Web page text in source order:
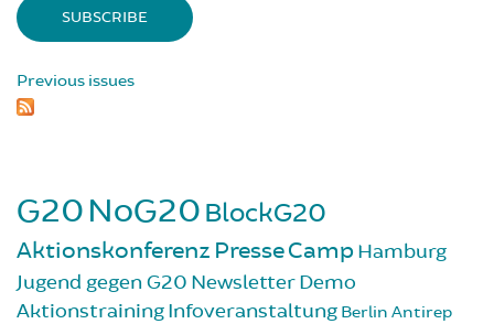
Previous issues
G20NoG20 BlockG20
Aktionskonferenz PresseCampHamburg
Jugend gegen G20 NewsletterDemo
AktionstrainingInfoveranstaltung Berlin Antirep